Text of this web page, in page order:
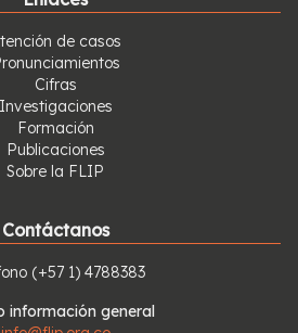
de casos
Cifras
Investigaciones
Formación
Publicaciones
Sobre la FLIP
Contáctanos
(+57 1) 4788383
información general